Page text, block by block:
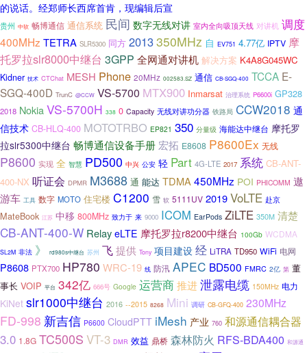
的说话。经郑师长西席首肯，现编辑后宣
贵州 中软 畅博通信 通信系统 民间 数字无线对讲 室内全向吸顶天线 对讲机 调度
400MHz TETRA SLR5300 同方 2013350MHz 自 EV751 4.77亿 IPTV 摩
托罗拉slr8000中继台 3GPP 全网通对讲机 解决方案 K4A8G045WC
Kidner 技术 CTChat MESH Phone 20MHz 002583.SZ 通信 CB-SGQ-400 TCCA E-
SGQ-400D TrunC @CCW VS-5700 MTX900 Inmarsat 治理系统 P6600i GP328
2018 Nokia VS-5700H 338 0 Capacity 无线对讲功分器 铁路局 CCW2018 通
信技术 CB-HLQ-400 MOTOTRBO EP821 350 分量级 海能达中继台 摩托罗
拉slr5300中继台 畅博通信设备手册 宏拓 E8608 P8600Ex 无线
P8600 实现 全 智慧 PD500 中兴 公安 轻 Part 4G-LTE 2017 系统 CB-ANT-
400-NX 听证会 DPMR M3688 通 能达 TDMA 450MHz POI PHICOMM 遨
游车 工具 数字 MOTO 住宅楼 C1200 雪 软 5111UV 2019VoLTE 赴京
MateBook 江苏 中移 800MHz 致力于 来 9000 ICOM EarPods ZiLTE 350M 清楚
CB-ANT-400-W Relay eLTE 摩托罗拉r8200中继台 100Gb WCDMA
SL2M 非法 》 rd980s中继台 苏州 飞提供 Tony 项目建设经 LiTRA TD950 WiFi 电网
P8608 PTX700 HP780 WRC-19 线 防汛 APEC BD500 FMRC 2亿 第 董
事长 VOIP 平台 342亿 666号 Google 运营商推进泄露电缆 150MHz 电力
KiNet slr1000中继台 2016 --2015 8268 Mini 调研 CB-GFQ-400 230MHz
FD-998 新吉信 P6600 CloudPTT iMesh 产业 760 和源通信耦合器
3.0 1.8G TC500S VT-3 DMR 效益 鼎桥 森林防火 RFS-BDA400 和源通